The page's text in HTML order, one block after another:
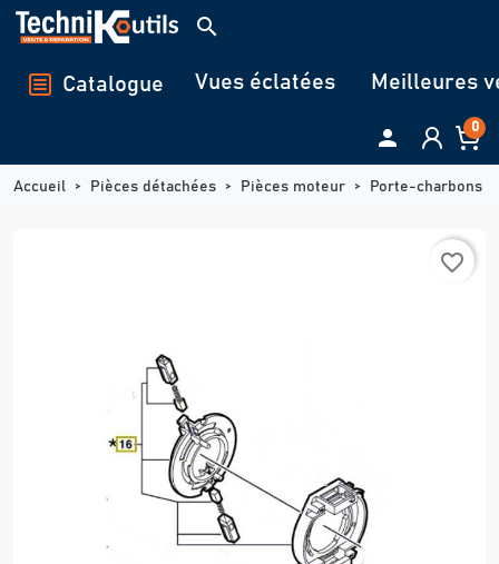
Panneau de gestion des cookies
search
Catalogue Vues éclatées Meilleures
 0
Accueil Pièces détachées Pièces moteur Porte-charbons
favorite_border